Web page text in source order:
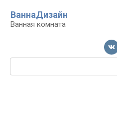
контенту
ВаннаДизайн
Ванная комната
Поиск: